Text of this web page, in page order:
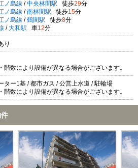
ノ島線 / 中央林間駅 徒歩29分
ノ島線 / 南林間駅 徒歩15分
ノ島線 / 鶴間駅 徒歩8分
/ 大和駅 車12分
り
階数により設備が異なる場合がございます。
ター1基 / 都市ガス / 公営上水道 / 駐輪場
階数により設備が異なる場合がございます。